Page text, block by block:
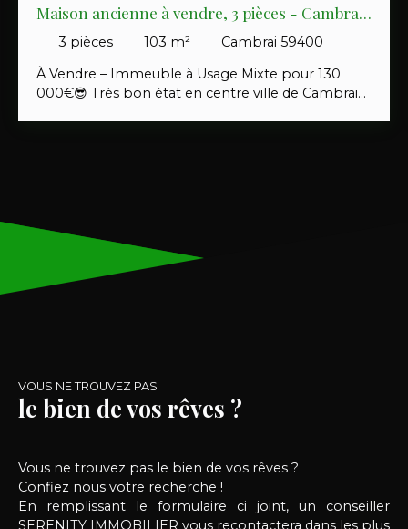
Maison ancienne à vendre, 3 pièces - Cambrai
59400
3 pièces 103 m²
Cambrai 59400
À Vendre – Immeuble à Usage Mixte pour 130
000€😎 Très bon état en centre ville de Cambrai
chaussée : Espace modulable pouvant accueillir
une habitation ou une activité commerciale avec
vitrine (salon de coiffure, esthétique, toilettages
bureaux, commerce, 💇💈🧑‍💼etc. ), offrant une
d’une salle à manger conviviale, parfait pour
profiter d’un cadre de vie agréable. 😊Deuxième
étage : Comprend une salle de bain et deux
immeuble allie charme, fonctionnalité et
potentiel d’aménagement. Que vous souhaitiez y
vivre, y travailler ou loué, il saura répondre à toutes
VOUS NE TROUVEZ PAS
le bien de vos rêves ?
Vous ne trouvez pas le bien de vos rêves ?
Confiez nous votre recherche !
En remplissant le formulaire ci joint, un conseiller
SERENITY IMMOBILIER vous recontactera dans les plus